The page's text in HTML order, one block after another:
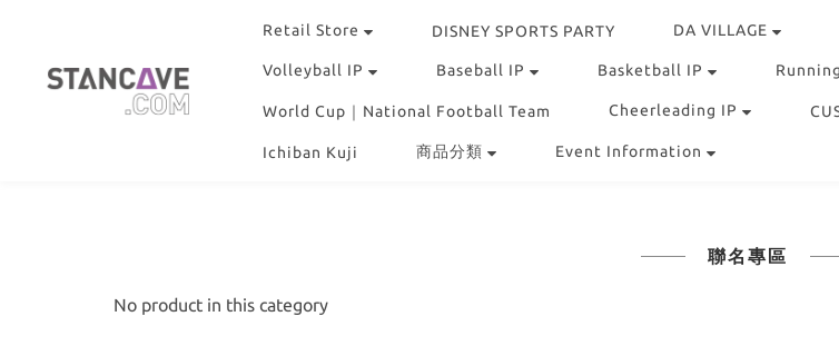
Retail Store DISNEY SPORTS PARTY DA VILLAGE
Volleyball IP Baseball IP Basketball IP
World Cup｜National Football Team Cheerleading IP
Ichiban Kuji 商品分類 Event Information
聯名專區
No product in this category